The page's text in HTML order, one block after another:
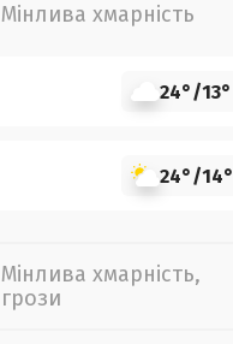
Мінлива хмарність
24°/13°
24°/14°
Мінлива хмарність,
грози